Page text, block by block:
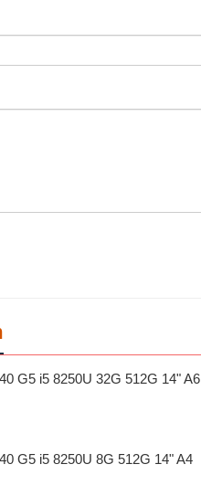
G5 i5 8250U 32G 512G 14" A6
G5 i5 8250U 8G 512G 14" A4